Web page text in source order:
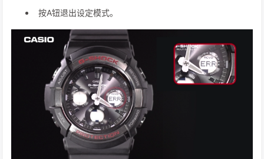
按A钮退出设定模式。